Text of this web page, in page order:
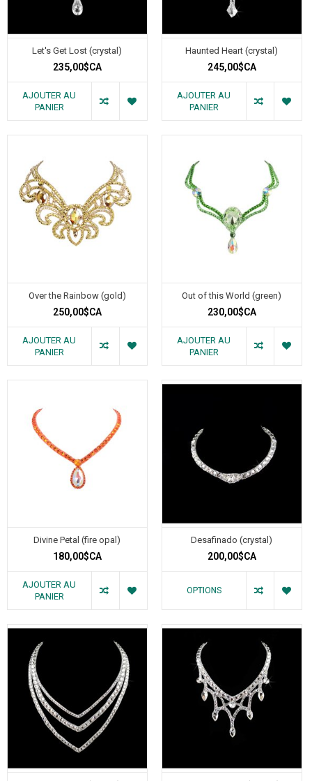
Let's Get Lost (crystal)
235,00$CA
AJOUTER AU
PANIER
Haunted Heart (crystal)
245,00$CA
AJOUTER AU
PANIER
Over the Rainbow (gold)
250,00$CA
AJOUTER AU
PANIER
Out of this World (green)
230,00$CA
AJOUTER AU
PANIER
Divine Petal (fire opal)
180,00$CA
AJOUTER AU
PANIER
Desafinado (crystal)
200,00$CA
OPTIONS